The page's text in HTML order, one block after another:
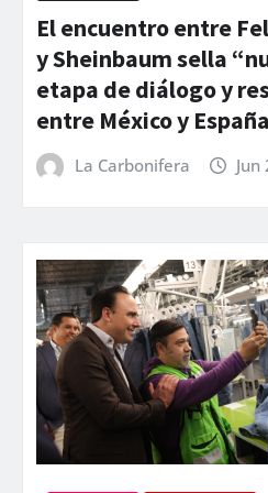
El encuentro entre
y Sheinbaum sella
etapa de diálogo y
entre México y España
La Carbonifera Jun